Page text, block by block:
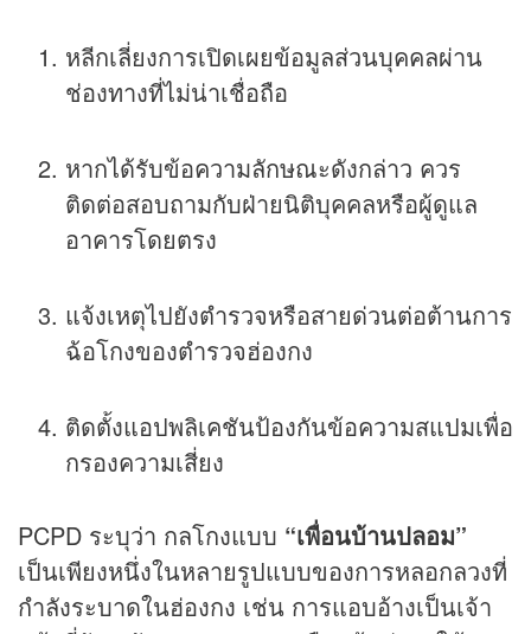
หลีกเลี่ยงการเปิดเผยข้อมูลส่วนบุคคลผ่าน
ช่องทางที่ไม่น่าเชื่อถือ
หากได้รับข้อความลักษณะดังกล่าว ควร
ติดต่อสอบถามกับฝ่ายนิติบุคคลหรือผู้ดูแล
อาคารโดยตรง
แจ้งเหตุไปยังตำรวจหรือสายด่วนต่อต้านการ
ฉ้อโกงของตำรวจฮ่องกง
ติดตั้งแอปพลิเคชันป้องกันข้อความสแปมเพื่อ
กรองความเสี่ยง
PCPD ระบุว่า กลโกงแบบ “เพื่อนบ้านปลอม”
เป็นเพียงหนึ่งในหลายรูปแบบของการหลอกลวงที่
กำลังระบาดในฮ่องกง เช่น การแอบอ้างเป็นเจ้า